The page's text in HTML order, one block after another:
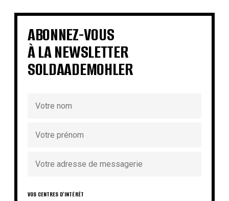
€ €
€ € €
€ €
ABONNEZ-VOUS
À LA NEWSLETTER
SOLDAADEMOHLER
VOS CENTRES D'INTÉRÊT